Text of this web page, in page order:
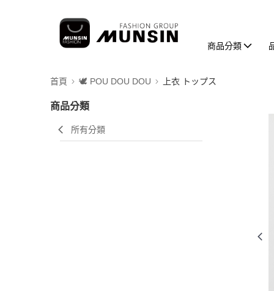
商品分類
首頁 🕊️ POU DOU DOU 上衣 トップス
商品分類
所有分類